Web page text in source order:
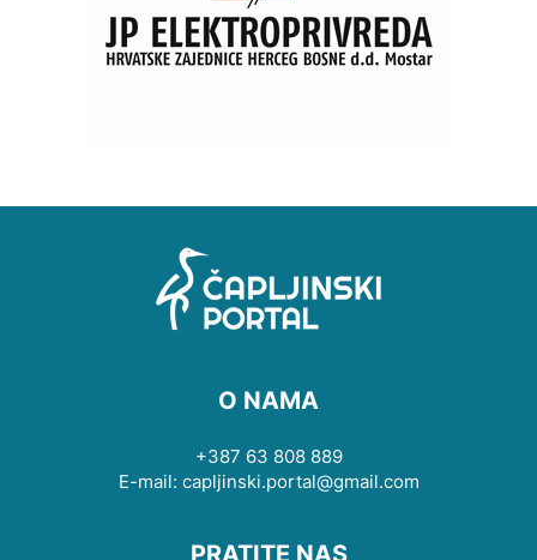
O NAMA
+387 63 808 889
E-mail: capljinski.portal@gmail.com